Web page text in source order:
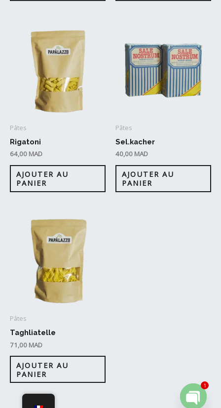
Pâtes
Rigatoni
64,00 MAD
AJOUTER AU
PANIER
Pâtes
Sel.kacher
40,00 MAD
AJOUTER AU
PANIER
Pâtes
Taghliatelle
71,00 MAD
AJOUTER AU
PANIER
1